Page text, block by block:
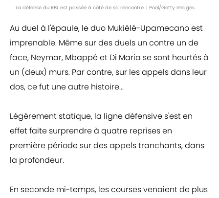
La défense du RBL est passée à côté de sa rencontre. | Pool/Getty Images
Au duel à l'épaule, le duo Mukiélé-Upamecano est
imprenable. Même sur des duels un contre un de
face, Neymar, Mbappé et Di Maria se sont heurtés à
un (deux) murs. Par contre, sur les appels dans leur
dos, ce fut une autre histoire...
Légèrement statique, la ligne défensive s'est en
effet faite surprendre à quatre reprises en
première période sur des appels tranchants, dans
la profondeur.
En seconde mi-temps, les courses venaient de plus